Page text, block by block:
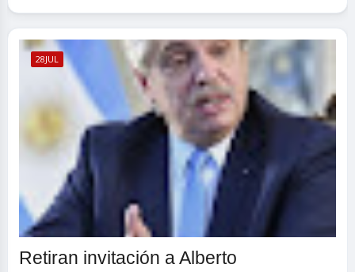
28JUL
Retiran invitación a Alberto